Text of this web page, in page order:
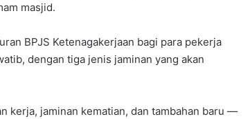
masjid.
BPJS Ketenagakerjaan bagi para pekerja
dengan tiga jenis jaminan yang akan
kerja, jaminan kematian, dan tambahan baru —